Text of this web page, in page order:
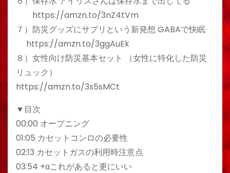
https://amzn.to/3nZ4tVm
７）防災グッズにサプリという新発想 GABAで快眠
https://amzn.to/3ggAuEk
８）女性向け防災基本セット （女性に特化した防災
リュック）
https://amzn.to/3s5sMCt
▼目次
00:00 オープニング
01:05 カセットコンロの必要性
02:13 カセットガスの利用時注意点
03:54 +αこれがあると更にいい